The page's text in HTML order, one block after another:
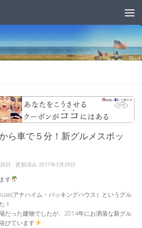
ら車で５分！新グルメスポッ
日 · 更新済み 2017年3月29日
す
アナハイム・パッキングハウス）というグル
！
だった建物でしたが、2014年にお洒落な新グル
びています